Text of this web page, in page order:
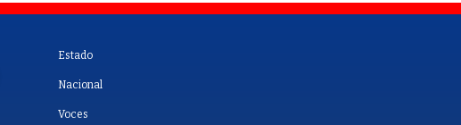
Estado
Nacional
Voces